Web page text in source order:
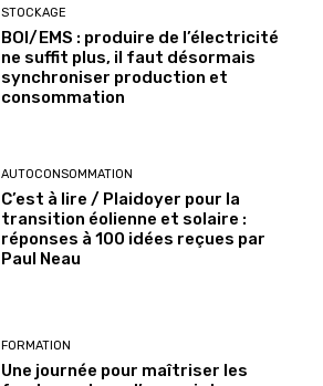
STOCKAGE
BOI/EMS : produire de l’électricité
ne suffit plus, il faut désormais
synchroniser production et
consommation
AUTOCONSOMMATION
C’est à lire / Plaidoyer pour la
transition éolienne et solaire :
réponses à 100 idées reçues par
Paul Neau
FORMATION
Une journée pour maîtriser les